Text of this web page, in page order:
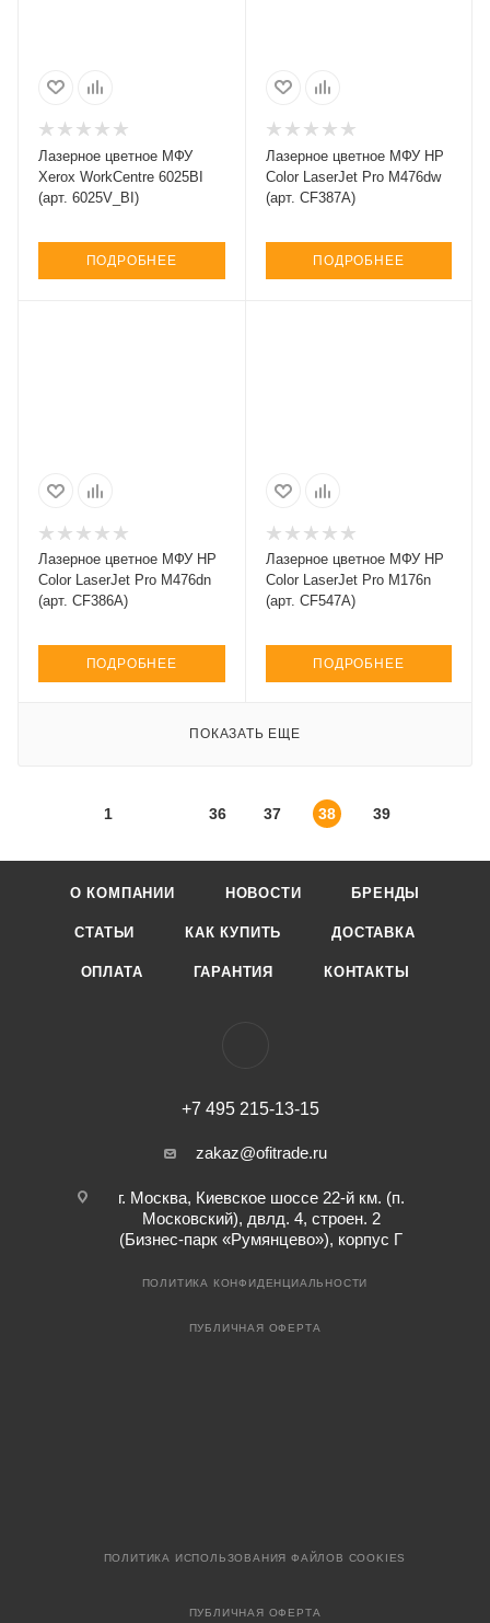
Лазерное цветное МФУ
Xerox WorkCentre 6025BI
(арт. 6025V_BI)
ПОДРОБНЕЕ
Лазерное цветное МФУ HP
Color LaserJet Pro M476dw
(арт. CF387A)
ПОДРОБНЕЕ
Лазерное цветное МФУ HP
Color LaserJet Pro M476dn
(арт. CF386A)
ПОДРОБНЕЕ
Лазерное цветное МФУ HP
Color LaserJet Pro M176n
(арт. CF547A)
ПОДРОБНЕЕ
ПОКАЗАТЬ ЕЩЕ
1 36 37 38 39
О КОМПАНИИ НОВОСТИ БРЕНДЫ
СТАТЬИ КАК КУПИТЬ ДОСТАВКА
ОПЛАТА ГАРАНТИЯ КОНТАКТЫ
+7 495 215-13-15
zakaz@ofitrade.ru
г. Москва, Киевское шоссе 22-й км. (п.
Московский), двлд. 4, строен. 2
(Бизнес-парк «Румянцево»), корпус Г
ПОЛИТИКА КОНФИДЕНЦИАЛЬНОСТИ
ПУБЛИЧНАЯ ОФЕРТА
ПОЛИТИКА ИСПОЛЬЗОВАНИЯ ФАЙЛОВ COOKIES
ПУБЛИЧНАЯ ОФЕРТА